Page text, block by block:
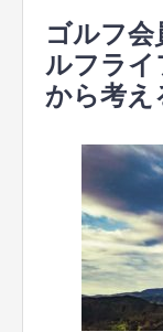
ゴルフ
ルフラ
から考え